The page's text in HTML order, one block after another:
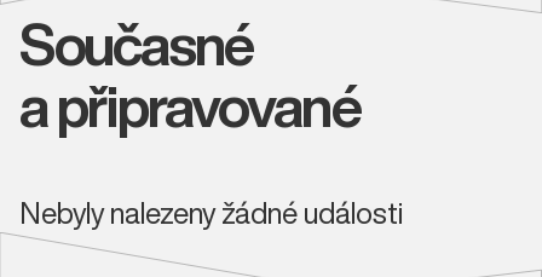
Současné
a připravované
Nebyly nalezeny žádné události